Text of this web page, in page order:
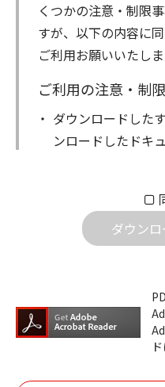
くつかの注意・制限
すが、以下の内容に
ご利用お願いいたし
ご利用の注意・制
ダウンロードした
ンロードしたドキ
社は一切の責任を
ルの内容などの変
機器のコントロー
びその他すべての
いての著作権を含
ダウン